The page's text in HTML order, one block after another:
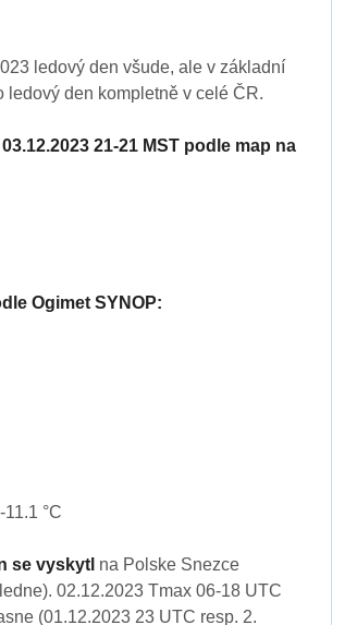
ledový den všude, ale v základní
den kompletně v celé ČR.
21-21 MST podle map na
Ogimet SYNOP:
°C
se vyskytl na Polske Snezce
02.12.2023 Tmax 06-18 UTC
(01.12.2023 23 UTC resp. 2.